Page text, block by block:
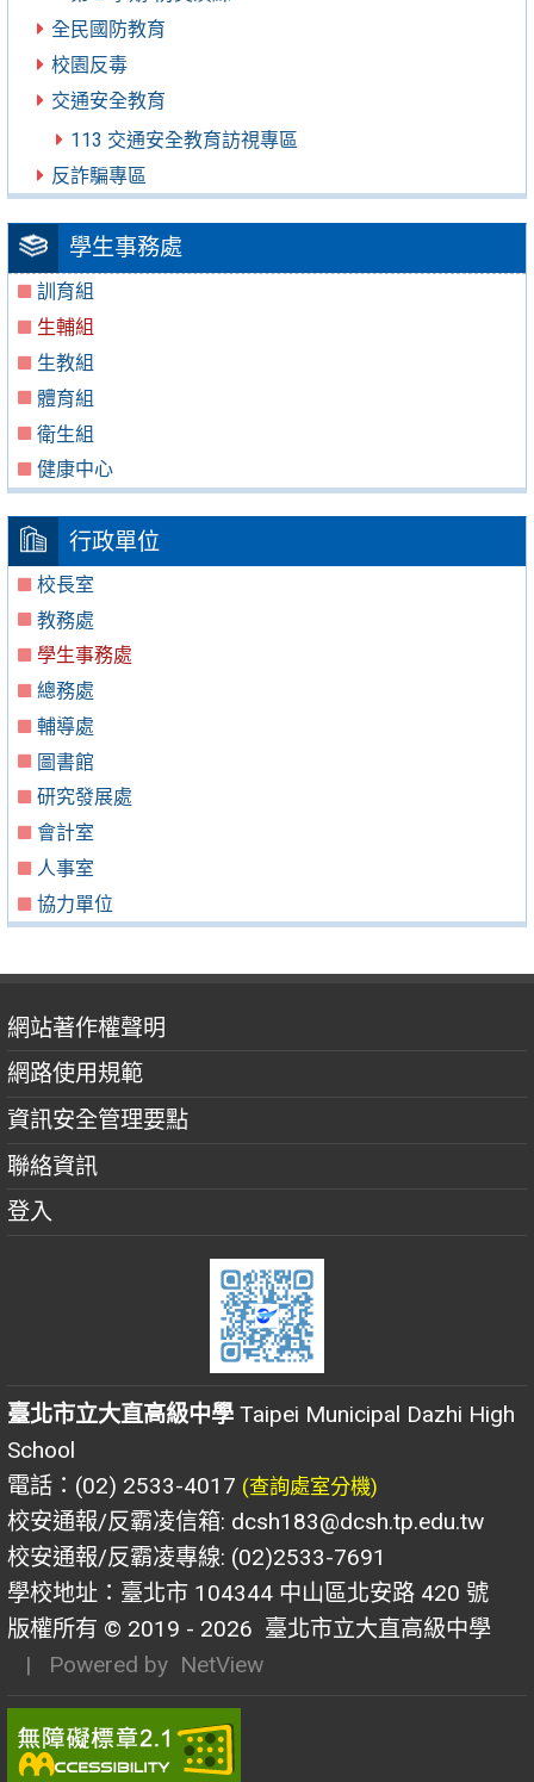
全民國防教育
校園反毒
交通安全教育
113 交通安全教育訪視專區
反詐騙專區
學生事務處
訓育組
生輔組
生教組
體育組
衛生組
健康中心
行政單位
校長室
教務處
學生事務處
總務處
輔導處
圖書館
研究發展處
會計室
人事室
協力單位
網站著作權聲明
網路使用規範
資訊安全管理要點
聯絡資訊
登入
臺北市立大直高級中學 Taipei Municipal Dazhi High
School
電話：(02) 2533-4017 (查詢處室分機)
校安通報/反霸凌信箱: dcsh183@dcsh.tp.edu.tw
校安通報/反霸凌專線: (02)2533-7691
學校地址：臺北市 104344 中山區北安路 420 號
版權所有 © 2019 - 2026 臺北市立大直高級中學
| Powered by NetView